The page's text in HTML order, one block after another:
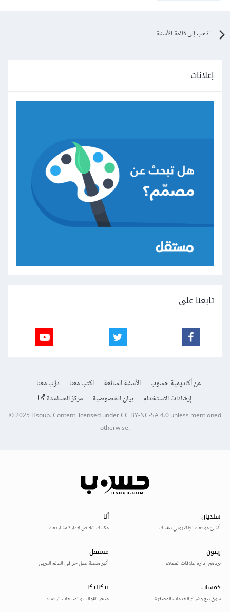
اذهب إلى قائمة الأسئلة
إعلانات
تابعنا على
عن أكاديمية حسوب الأسئلة الشائعة اكتب معنا
درّب معنا
إرشادات الاستخدام
بيان الخصوصية مركز المساعدة
© 2025Hsoub.Content licensed underCC BY-NC-SA 4.0unless mentioned
otherwise.